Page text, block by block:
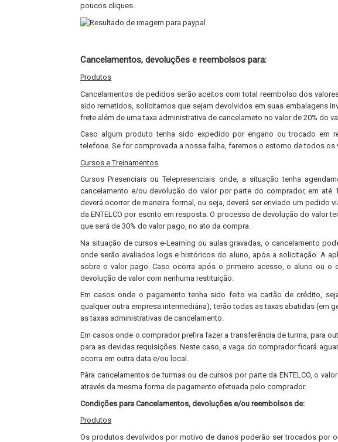
poucos cliques.
Cancelamentos, devoluções e reembolsos para:
Produtos
Cancelamentos de pedidos serão aceitos com total reembolso dos
sido remetidos, solicitamos que sejam devolvidos em suas embalagens
frete além de uma taxa administrativa de cancelameto no valor de 20% do
Caso algum produto tenha sido expedido por engano ou trocado em
telefone. Se for comprovada a nossa falha, faremos o estorno de todos os
Cursos e Treinamentos
Cursos Presenciais ou Telepresenciais onde, a situação tenha
cancelamento e/ou devolução do valor por parte do comprador, em
deverá ocorrer de maneira formal, ou seja, deverá ser enviado um pedido
da ENTELCO por escrito em resposta. O processo de devolução do valor
que será de 30% do valor pago, no ato da compra.
Na situação de cursos e-Learning ou aulas gravadas, o cancelamento
onde serão avaliados logs e históricos do aluno, após a solicitação. A
sobre o valor pago. Caso ocorra após o primeiro acesso, o aluno ou o
devolução de valor com nenhuma restituição.
Em casos onde o pagamento tenha sido feito via cartão de crédito,
qualquer outra empresa intermediária), terão todas as taxas abatidas (em
as taxas administrativas de cancelamento.
Em casos onde o comprador prefira fazer a transferência de turma, para
para as devidas requisições. Neste caso, a vaga do comprador ficará
ocorra em outra data e/ou local.
Pàra cancelamentos de turmas ou de cursos por parte da ENTELCO, o
através da mesma forma de pagamento efetuada pelo comprador.
Condições para Cancelamentos, devoluções e/ou reembolsos de:
Produtos
Os produtos devolvidos por motivo de danos poderão ser trocados por